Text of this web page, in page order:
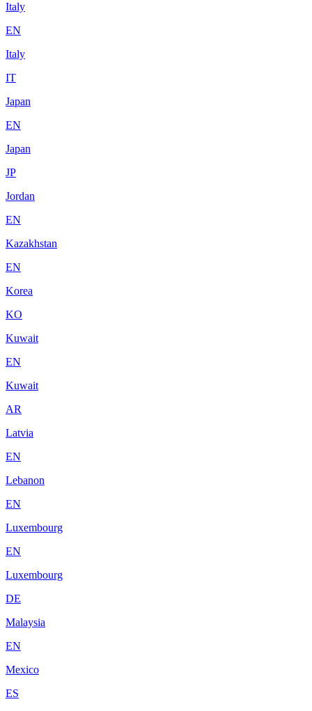
Italy
EN
Italy
IT
Japan
EN
Japan
JP
Jordan
EN
Kazakhstan
EN
Korea
KO
Kuwait
EN
Kuwait
AR
Latvia
EN
Lebanon
EN
Luxembourg
EN
Luxembourg
DE
Malaysia
EN
Mexico
ES